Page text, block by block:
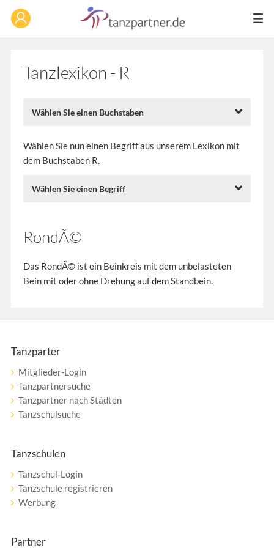
Tanzlexikon - R
Wählen Sie einen Buchstaben
Wählen Sie nun einen Begriff aus unserem Lexikon mit
dem Buchstaben R.
Wählen Sie einen Begriff
RondÃ©
Das RondÃ© ist ein Beinkreis mit dem unbelasteten
Bein mit oder ohne Drehung auf dem Standbein.
Tanzparter
Mitglieder-Login
Tanzpartnersuche
Tanzpartner nach Städten
Tanzschulsuche
Tanzschulen
Tanzschul-Login
Tanzschule registrieren
Werbung
Partner